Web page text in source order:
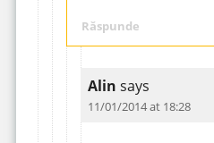
Răspunde
Alin says
11/01/2014 at 18:28